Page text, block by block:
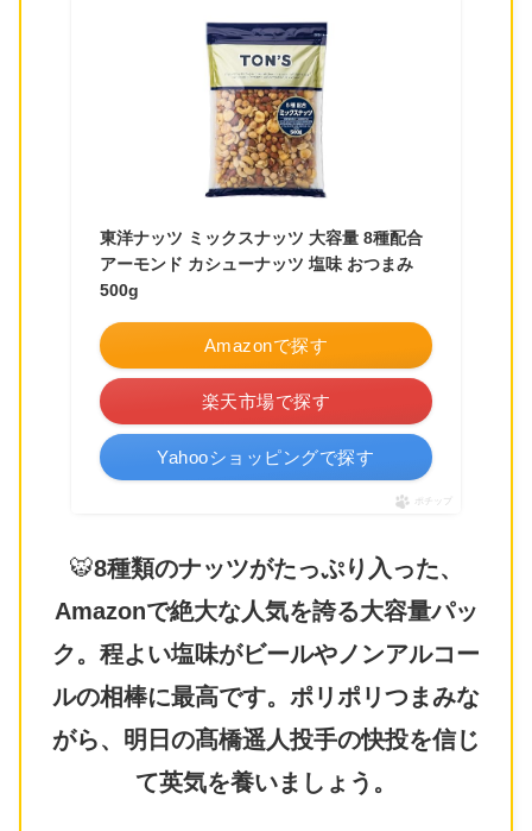
東洋ナッツ ミックスナッツ 大容量 8種配合
アーモンド カシューナッツ 塩味 おつまみ
500g
Amazonで探す
楽天市場で探す
Yahooショッピングで探す
ポチップ
🐯8種類のナッツがたっぷり入った、
Amazonで絶大な人気を誇る大容量パッ
ク。程よい塩味がビールやノンアルコー
ルの相棒に最高です。ポリポリつまみな
がら、明日の髙橋遥人投手の快投を信じ
て英気を養いましょう。